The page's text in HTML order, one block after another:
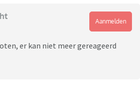
Aanmelden
er kan niet meer gereageerd